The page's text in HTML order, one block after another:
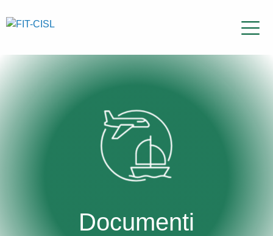
Documenti